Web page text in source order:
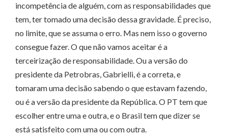
incompetência de alguém, com as responsabilidades que
tem, ter tomado uma decisão dessa gravidade. É preciso,
no limite, que se assuma o erro. Mas nem isso o governo
consegue fazer. O que não vamos aceitar é a
terceirização de responsabilidade. Ou a versão do
presidente da Petrobras, Gabrielli, é a correta, e
tomaram uma decisão sabendo o que estavam fazendo,
ou é a versão da presidente da República. O PT tem que
escolher entre uma e outra, e o Brasil tem que dizer se
está satisfeito com uma ou com outra.